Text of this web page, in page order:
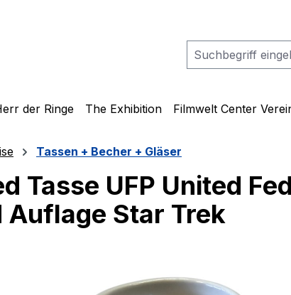
der Ringe The Exhibition Filmwelt Center
Tassen + Becher + Gläser
Tasse UFP United
Auflage Star Trek